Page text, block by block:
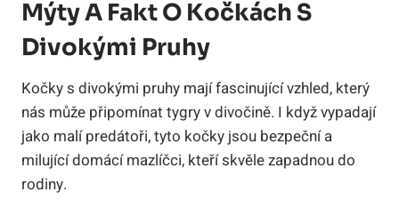
Mýty A Fakt O Kočkách S
Divokými Pruhy
Kočky s divokými pruhy mají fascinující vzhled, který
nás může připomínat tygry v divočině. I když vypadají
jako malí predátoři, tyto kočky jsou bezpeční a
milující domácí mazlíčci, kteří skvěle zapadnou do
rodiny.